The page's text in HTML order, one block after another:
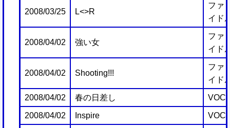
2008/03/25 L<>R
ファ
イド
2008/04/02 強い女
ファ
イド
2008/04/02 Shooting!!!
ファ
イド
2008/04/02 春の日差し
2008/04/02 Inspire